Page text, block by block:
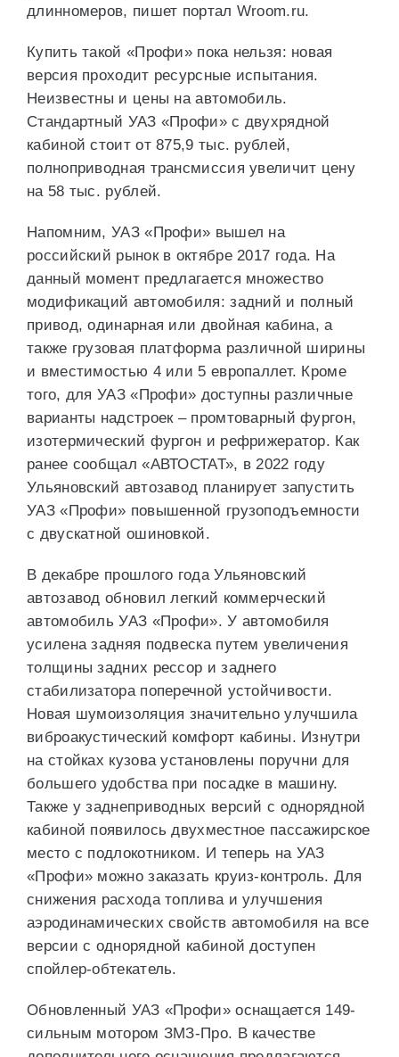
длинномеров, пишет портал Wroom.ru.
Купить такой «Профи» пока нельзя: новая
версия проходит ресурсные испытания.
Неизвестны и цены на автомобиль.
Стандартный УАЗ «Профи» с двухрядной
кабиной стоит от 875,9 тыс. рублей,
полноприводная трансмиссия увеличит цену
на 58 тыс. рублей.
Напомним, УАЗ «Профи» вышел на
российский рынок в октябре 2017 года. На
данный момент предлагается множество
модификаций автомобиля: задний и полный
привод, одинарная или двойная кабина, а
также грузовая платформа различной ширины
и вместимостью 4 или 5 европаллет. Кроме
того, для УАЗ «Профи» доступны различные
варианты надстроек – промтоварный фургон,
изотермический фургон и рефрижератор. Как
ранее сообщал «АВТОСТАТ», в 2022 году
Ульяновский автозавод планирует запустить
УАЗ «Профи» повышенной грузоподъемности
с двускатной ошиновкой.
В декабре прошлого года Ульяновский
автозавод обновил легкий коммерческий
автомобиль УАЗ «Профи». У автомобиля
усилена задняя подвеска путем увеличения
толщины задних рессор и заднего
стабилизатора поперечной устойчивости.
Новая шумоизоляция значительно улучшила
виброакустический комфорт кабины. Изнутри
на стойках кузова установлены поручни для
большего удобства при посадке в машину.
Также у заднеприводных версий с однорядной
кабиной появилось двухместное пассажирское
место с подлокотником. И теперь на УАЗ
«Профи» можно заказать круиз-контроль. Для
снижения расхода топлива и улучшения
аэродинамических свойств автомобиля на все
версии с однорядной кабиной доступен
спойлер-обтекатель.
Обновленный УАЗ «Профи» оснащается 149-
сильным мотором ЗМЗ-Про. В качестве